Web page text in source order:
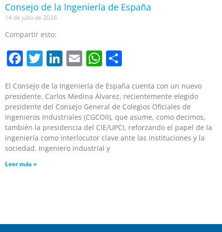
Consejo de la Ingeniería de España
14 de julio de 2026
Compartir esto:
Facebook
Twitter
LinkedIn
EmailWhatsApp
El Consejo de la Ingeniería de España cuenta con un nuevo
presidente. Carlos Medina Álvarez, recientemente elegido
presidente del Consejo General de Colegios Oficiales de
Ingenieros Industriales (CGCOII), que asume, como decimos,
también la presidencia del CIE/UPCI, reforzando el papel de la
ingeniería como interlocutor clave ante las instituciones y la
sociedad. Ingeniero industrial y
Leer más »